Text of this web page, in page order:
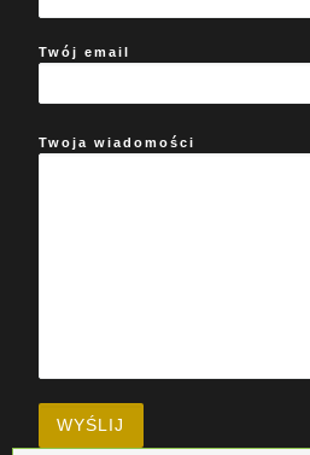
Twój email
Twoja wiadomości